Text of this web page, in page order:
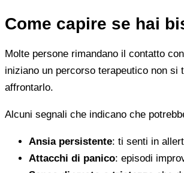
Come capire se hai
Molte persone rimandano il contatto
iniziano un percorso terapeutico non
affrontarlo.
Alcuni segnali che indicano che
Ansia persistente: ti senti in
Attacchi di panico: episodi